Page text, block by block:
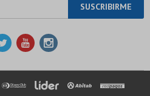
SUSCRIBIRME
 